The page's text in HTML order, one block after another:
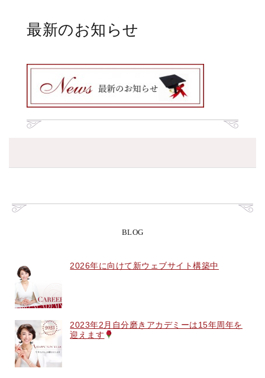
最新のお知らせ
BLOG
2026年に向けて新ウェブサイト構築中
2023年2月自分磨きアカデミーは15年周年を
迎えます